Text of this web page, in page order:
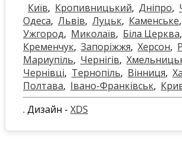
Київ, Кропивницький, Дніпро,
Одеса, Львів, Луцьк, Каменське,
Ужгород, Миколаїв, Біла Церква,
Кременчук, Запоріжжя, Херсон,
Мариупіль, Чернігів,
Чернівці, Тернопіль, Вінниця,
Полтава, Івано-Франківськ,
. Дизайн - XDS